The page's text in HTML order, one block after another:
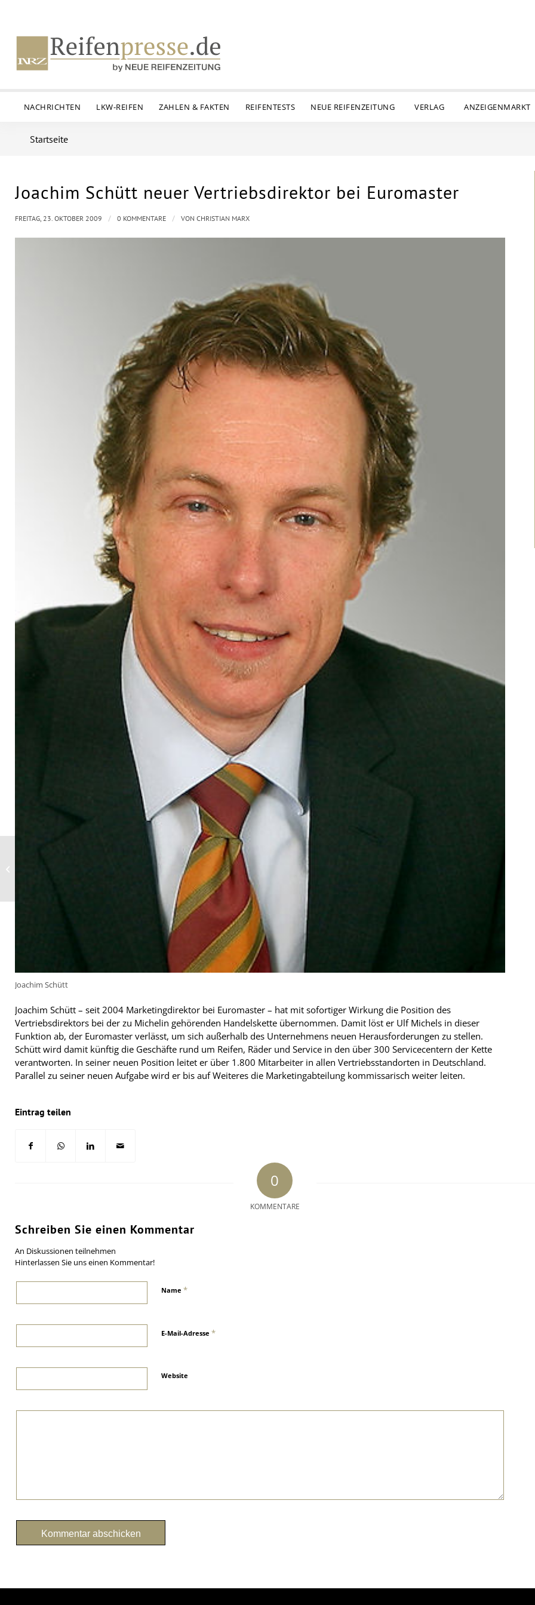
NACHRICHTEN LKW-REIFEN ZAHLEN & FAKTEN REIFENTESTS NEUE REIFENZEITUNG VERLAG ANZEIGENMARKT
Startseite
Joachim Schütt neuer Vertriebsdirektor bei Euromaster
Joachim Schütt
Joachim Schütt – seit 2004 Marketingdirektor bei Euromaster – hat mit sofortiger Wirkung die Position des
Vertriebsdirektors bei der zu Michelin gehörenden Handelskette übernommen. Damit löst er Ulf Michels in dieser
Funktion ab, der Euromaster verlässt, um sich außerhalb des Unternehmens neuen Herausforderungen zu stellen.
Schütt wird damit künftig die Geschäfte rund um Reifen, Räder und Service in den über 300 Servicecentern der Kette
verantworten. In seiner neuen Position leitet er über 1.800 Mitarbeiter in allen Vertriebsstandorten in Deutschland.
Parallel zu seiner neuen Aufgabe wird er bis auf Weiteres die Marketingabteilung kommissarisch weiter leiten.
FREITAG, 23. OKTOBER 2009 / 0 KOMMENTARE / VON CHRISTIAN MARX
Eintrag teilen
0
KOMMENTARE
Schreiben Sie einen Kommentar
An Diskussionen teilnehmen
Hinterlassen Sie uns einen Kommentar!
Name *
E-Mail-Adresse *
Website